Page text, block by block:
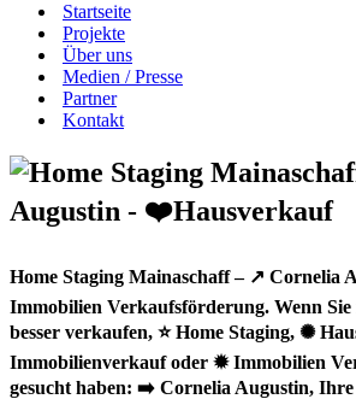
Startseite
Projekte
Über uns
Medien / Presse
Partner
Kontakt
Home Staging Mainaschaff – ↗️ Cornelia
Immobilien Verkaufsförderung. Wenn
besser verkaufen, ⭐ Home Staging, ✺
Immobilienverkauf oder ✹ Immobilien
gesucht haben: ➡️ Cornelia Augustin,